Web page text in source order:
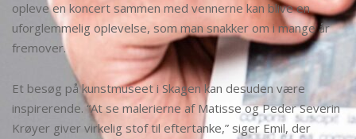
opleve en koncert sammen med vennerne kan blive en
uforglemmelig oplevelse, som man snakker om i mange år
fremover.
Et besøg på kunstmuseet i Skagen kan desuden være
inspirerende. “At se malerierne af Matisse og Peder Severin
Krøyer giver virkelig stof til eftertanke,” siger Emil, der